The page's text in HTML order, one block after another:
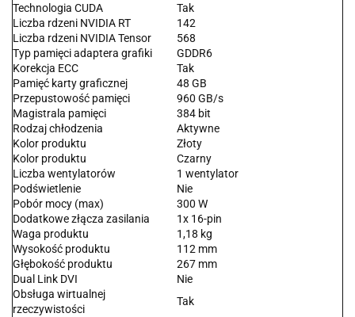
Technologia CUDA
Tak
Liczba rdzeni NVIDIA RT
142
Liczba rdzeni NVIDIA Tensor
568
Typ pamięci adaptera grafiki
GDDR6
Korekcja ECC
Tak
Pamięć karty graficznej
48 GB
Przepustowość pamięci
960 GB/s
Magistrala pamięci
384 bit
Rodzaj chłodzenia
Aktywne
Kolor produktu
Złoty
Kolor produktu
Czarny
Liczba wentylatorów
1 wentylator
Podświetlenie
Nie
Pobór mocy (max)
300 W
Dodatkowe złącza zasilania
1x 16-pin
Waga produktu
1,18 kg
Wysokość produktu
112 mm
Głębokość produktu
267 mm
Dual Link DVI
Nie
Obsługa wirtualnej
rzeczywistości
Tak